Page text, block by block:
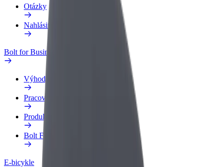
Otázky
Nahlásiť vozidlo
Bolt for Business
Výhody
Pracovný profil
Produkty
Bolt Food pre Business
E-bicykle